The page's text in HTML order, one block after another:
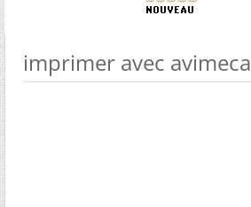
imprimer avec avimeca